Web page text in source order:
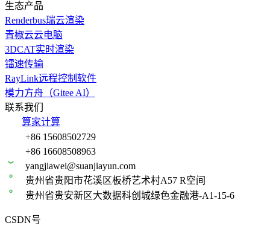
生态产品
Renderbus瑞云渲染
青椒云云电脑
3DCAT实时渲染
镭速传输
RayLink远程控制软件
模力方舟（Gitee AI）
联系我们
算家计算
+86 15608502729
+86 16608508963
yangjiawei@suanjiayun.com
贵州省贵阳市花溪区板桥艺术村A57 R空间
贵州省贵安新区大数据科创城绿色金融港-A1-15-6
CSDN号